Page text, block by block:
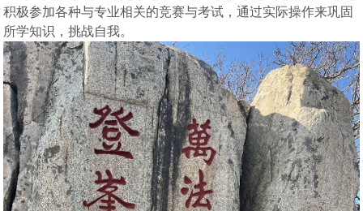
积极参加各种与专业相关的竞赛与考试，通过实际操作来巩固
所学知识，挑战自我。